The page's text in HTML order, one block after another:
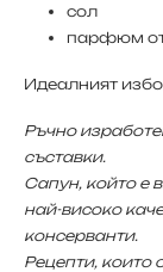
сол
парфюм
Идеалният
Ръчно
съставки.
Сапун, който е
най-високо
консерванти.
Рецепти, които